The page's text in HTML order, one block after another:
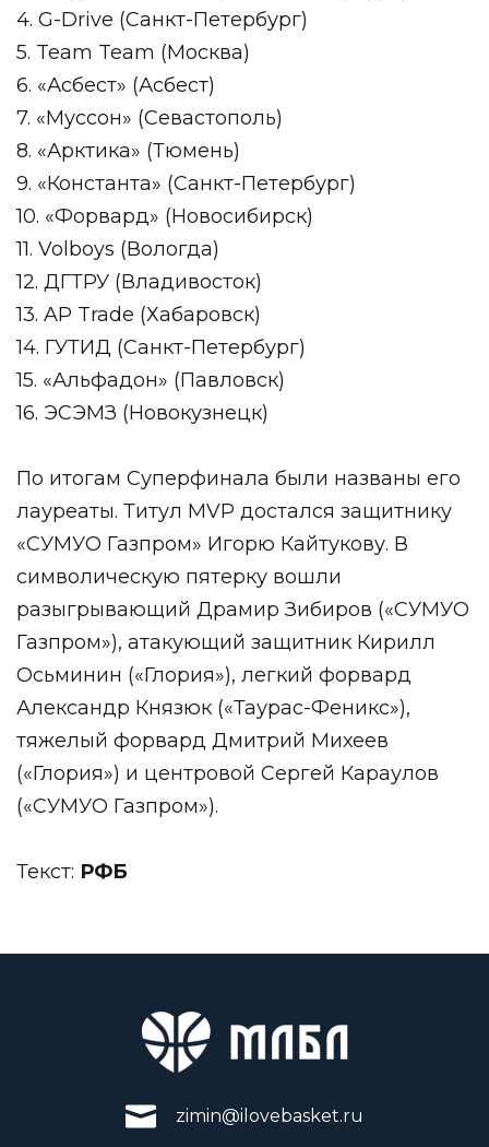
4. G-Drive (Санкт-Петербург)
5. Team Team (Москва)
6. «Асбест» (Асбест)
7. «Муссон» (Севастополь)
8. «Арктика» (Тюмень)
9. «Константа» (Санкт-Петербург)
10. «Форвард» (Новосибирск)
11. Volboys (Вологда)
12. ДГТРУ (Владивосток)
13. AP Trade (Хабаровск)
14. ГУТИД (Санкт-Петербург)
15. «Альфадон» (Павловск)
16. ЭСЭМЗ (Новокузнецк)
По итогам Суперфинала были названы его
лауреаты. Титул MVP достался защитнику
«СУМУО Газпром» Игорю Кайтукову. В
символическую пятерку вошли
разыгрывающий Драмир Зибиров («СУМУО
Газпром»), атакующий защитник Кирилл
Осьминин («Глория»), легкий форвард
Александр Князюк («Таурас-Феникс»),
тяжелый форвард Дмитрий Михеев
(«Глория») и центровой Сергей Караулов
(«СУМУО Газпром»).
Текст: РФБ
zimin@ilovebasket.ru